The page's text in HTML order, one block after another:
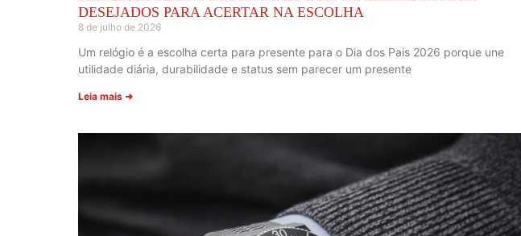
DESEJADOS PARA ACERTAR NA ESCOLHA
8 de julho de 2026
Um relógio é a escolha certa para presente para o Dia dos Pais 2026 porque une
utilidade diária, durabilidade e status sem parecer um presente
Leia mais ➜